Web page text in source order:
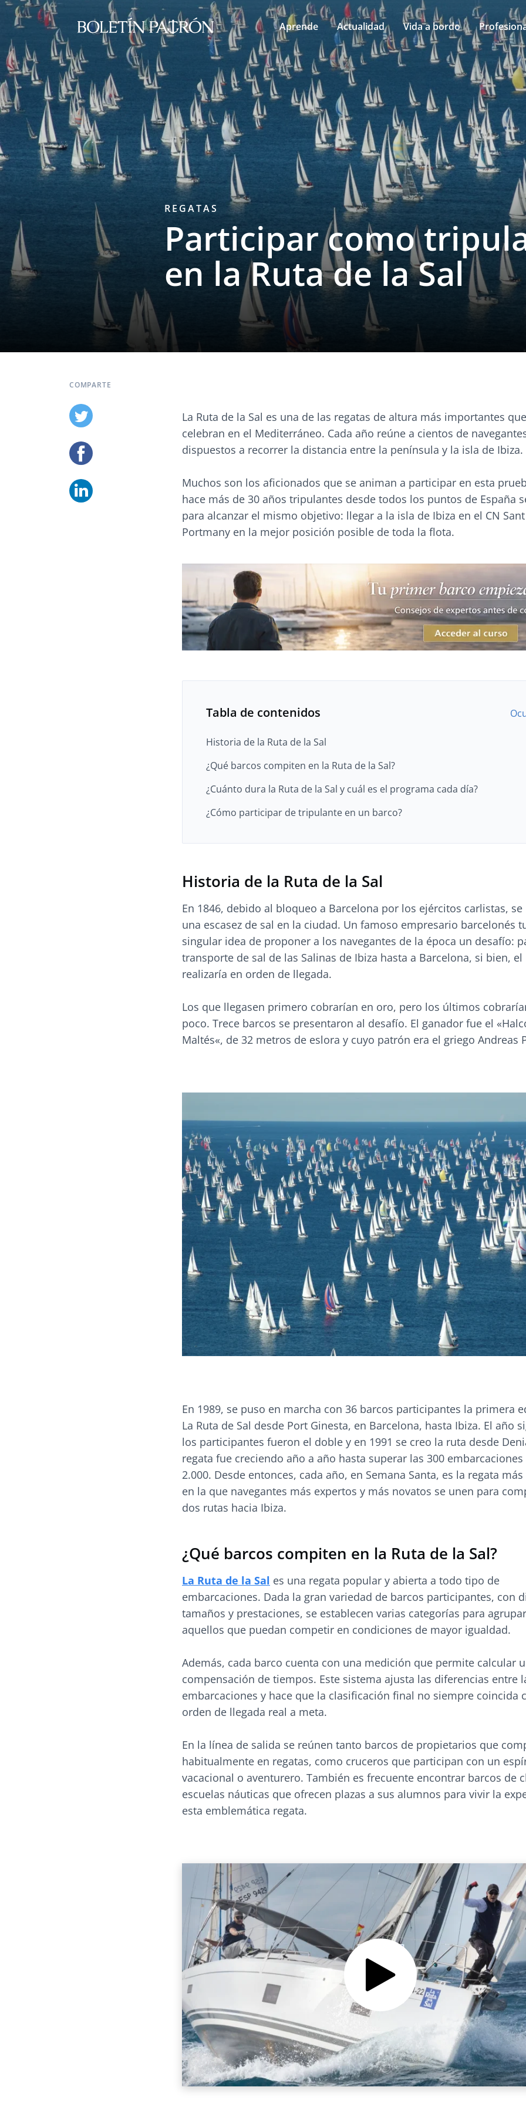
Aprende Actualidad Vida a bordo
REGATAS
Participar como
en la Ruta de la Sal
COMPARTE
La Ruta de la Sal es una de las regatas de altura más importantes
celebran en el Mediterráneo. Cada año reúne a cientos de
dispuestos a recorrer la distancia entre la península y la isla de Ibiza.
Muchos son los aficionados que se animan a participar en esta
hace más de 30 años tripulantes desde todos los puntos de España
para alcanzar el mismo objetivo: llegar a la isla de Ibiza en el CN
Portmany en la mejor posición posible de toda la flota.
Tabla de contenidos
Historia de la Ruta de la Sal
¿Qué barcos compiten en la Ruta de la Sal?
¿Cuánto dura la Ruta de la Sal y cuál es el programa cada día?
¿Cómo participar de tripulante en un barco?
Historia de la Ruta de la Sal
En 1846, debido al bloqueo a Barcelona por los ejércitos carlistas,
una escasez de sal en la ciudad. Un famoso empresario barcelonés
singular idea de proponer a los navegantes de la época un desafío:
transporte de sal de las Salinas de Ibiza hasta a Barcelona, si bien, el
realizaría en orden de llegada.
Los que llegasen primero cobrarían en oro, pero los últimos
poco. Trece barcos se presentaron al desafío. El ganador fue el
Maltés«, de 32 metros de eslora y cuyo patrón era el griego Andreas
En 1989, se puso en marcha con 36 barcos participantes la primera
La Ruta de Sal desde Port Ginesta, en Barcelona, hasta Ibiza. El año
los participantes fueron el doble y en 1991 se creo la ruta desde
regata fue creciendo año a año hasta superar las 300
2.000. Desde entonces, cada año, en Semana Santa, es la regata
en la que navegantes más expertos y más novatos se unen para
dos rutas hacia Ibiza.
¿Qué barcos compiten en la Ruta de la Sal?
La Ruta de la Sal es una regata popular y abierta a todo tipo de
embarcaciones. Dada la gran variedad de barcos participantes, con
tamaños y prestaciones, se establecen varias categorías para
aquellos que puedan competir en condiciones de mayor igualdad.
Además, cada barco cuenta con una medición que permite calcular
compensación de tiempos. Este sistema ajusta las diferencias entre
embarcaciones y hace que la clasificación final no siempre coincida
orden de llegada real a meta.
En la línea de salida se reúnen tanto barcos de propietarios que
habitualmente en regatas, como cruceros que participan con un
vacacional o aventurero. También es frecuente encontrar barcos de
escuelas náuticas que ofrecen plazas a sus alumnos para vivir la
esta emblemática regata.